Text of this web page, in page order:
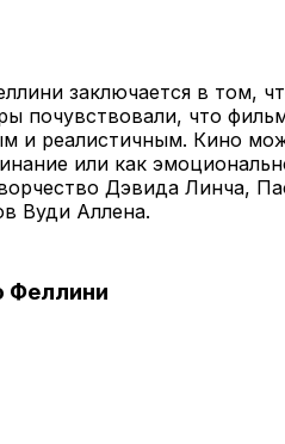
заключается в том,
почувствовали, что
и реалистичным. Кино
или как
Дэвида Линча,
Вуди Аллена.
Феллини